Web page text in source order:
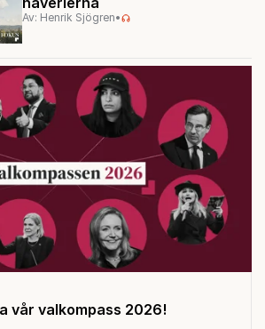
Av: Henrik Sjögren•
vår valkompass 2026!